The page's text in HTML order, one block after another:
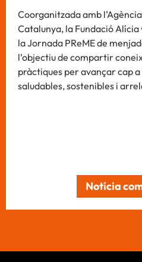
Coorganitzada amb
Catalunya, la Fundació
la Jornada PReME de
l’objectiu de compartir
pràctiques per avançar cap
saludables, sostenibles i
Notícia